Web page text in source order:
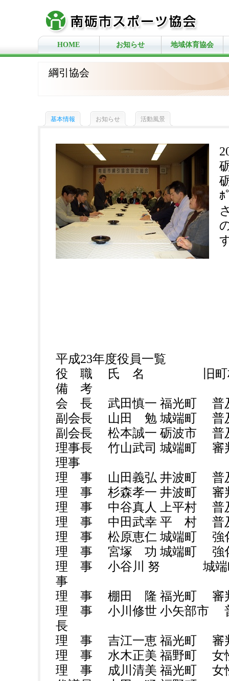
HOME お知らせ 地域体育協会
綱引協会
基本情報 お知らせ 活動風景
ﾎ
平成23年度役員一覧
役 職 氏 名 旧町
備 考
会 長 武田慎一 福光町 普
副会長 山田 勉 城端町 普
副会長 松本誠一 砺波市
理事長 竹山武司 城端町 審
理事
理 事 山田義弘 井波町 普
理 事 杉森孝一 井波町 審
理 事 中谷真人 上平村 普
理 事 中田武幸 平 村 普
理 事 松原恵仁 城端町
理 事 宮塚 功 城端町 強
理 事 小谷川 努 城端
事
理 事 棚田 隆 福光町 審
理 事 小川修世 小矢部市
長
理 事 吉江一恵 福光町 審
理 事 水木正美 福野町 女
理 事 成川清美 福光町 女